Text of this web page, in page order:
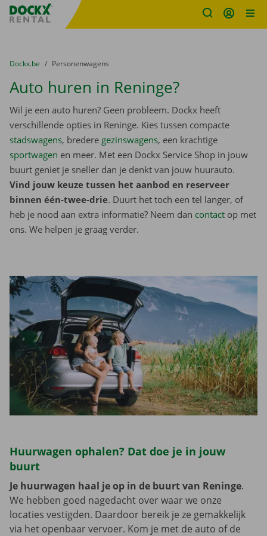
Fratello DEMO
U bevindt zich hier:
van
Dockx.be naar
Personenwagens
Auto huren in Reninge?
Wil je een auto huren? Geen probleem. Dockx heeft
verschillende opties in Reninge. Kies tussen compacte
stadswagens, bredere gezinswagens, een krachtige
sportwagen en meer. Met een Dockx Service Shop in jouw
buurt geniet je sneller dan je denkt van jouw huurauto.
Vind jouw keuze tussen het aanbod en reserveer
binnen één-twee-drie. Duurt het toch een tel langer, of
heb je nood aan extra informatie? Neem dan contact op met
ons. We helpen je graag verder.
Huurwagen ophalen? Dat doe je in jouw
buurt
Je huurwagen haal je op in de buurt van Reninge.
We hebben goed nagedacht over waar we onze
locaties vestigden. Daardoor bereik je ze gemakkelijk
via het openbaar vervoer. Kom je met de auto of de